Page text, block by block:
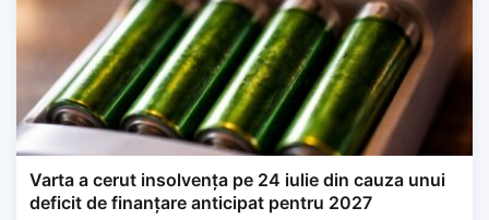
Varta a cerut insolvența pe 24 iulie din cauza unui
deficit de finanțare anticipat pentru 2027